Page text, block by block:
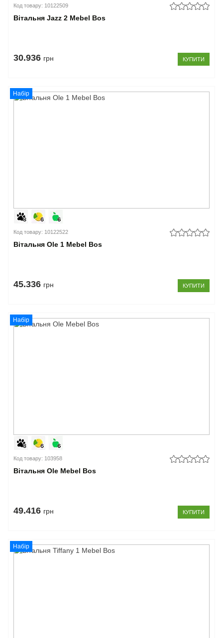
Код товару: 10122509
Вітальня Jazz 2 Mebel Bos
30.936 грн КУПИТИ
Набір
Код товару: 10122522
Вітальня Ole 1 Mebel Bos
45.336 грн КУПИТИ
Набір
Код товару: 103958
Вітальня Ole Mebel Bos
49.416 грн КУПИТИ
Набір